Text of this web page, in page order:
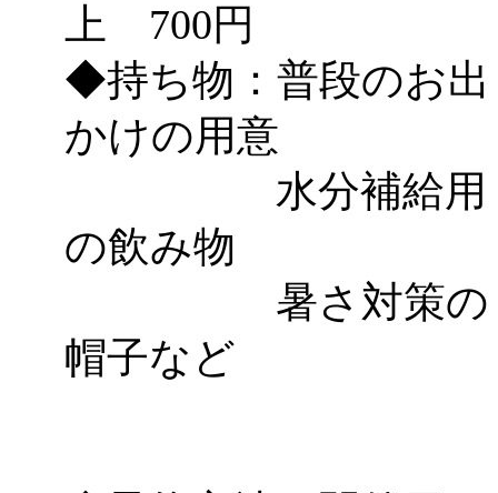
上 700円
◆持ち物：普段のお出
かけの用意
水分補給用
の飲み物
暑さ対策の
帽子など